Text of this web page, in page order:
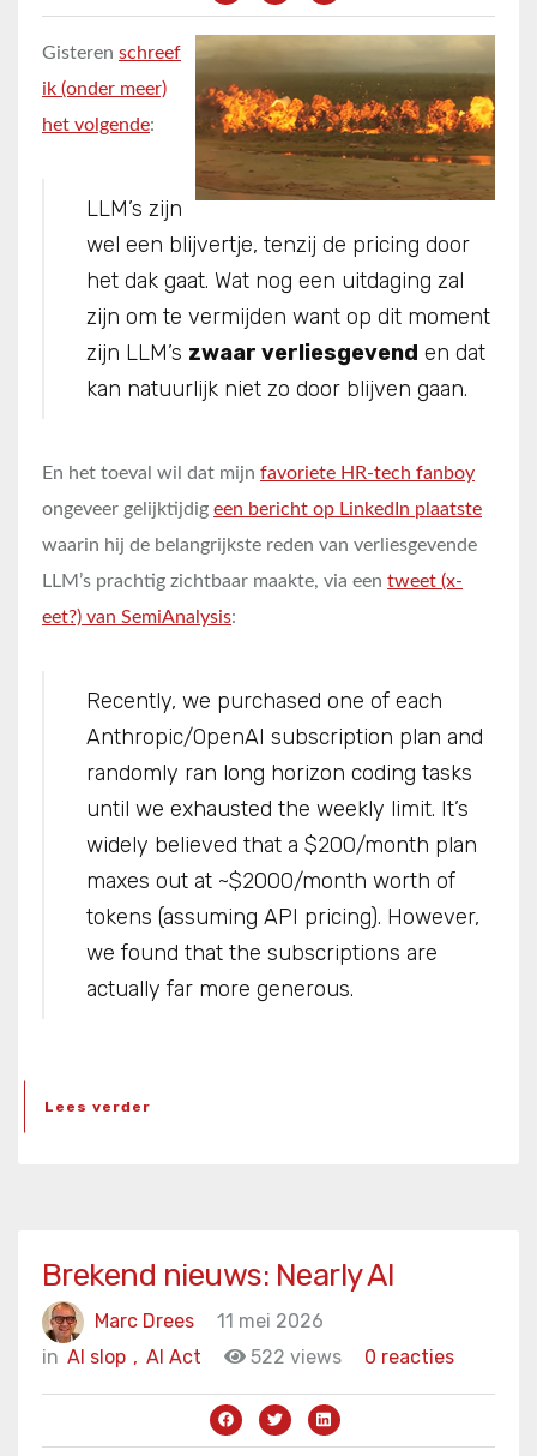
Gisteren schreef
ik (onder meer)
het volgende:
LLM’s zijn
wel een blijvertje, tenzij de pricing door
het dak gaat. Wat nog een uitdaging zal
zijn om te vermijden want op dit moment
zijn LLM’s zwaar verliesgevend en dat
kan natuurlijk niet zo door blijven gaan.
En het toeval wil dat mijn favoriete HR-tech fanboy
ongeveer gelijktijdig een bericht op LinkedIn plaatste
waarin hij de belangrijkste reden van verliesgevende
LLM’s prachtig zichtbaar maakte, via een tweet (x-
eet?) van SemiAnalysis:
Recently, we purchased one of each
Anthropic/OpenAI subscription plan and
randomly ran long horizon coding tasks
until we exhausted the weekly limit. It’s
widely believed that a $200/month plan
maxes out at ~$2000/month worth of
tokens (assuming API pricing). However,
we found that the subscriptions are
actually far more generous.
Lees verder
Brekend nieuws: Nearly AI
Marc Drees
11 mei 2026
in
AI Act
AI slop , 522 views 0 reacties